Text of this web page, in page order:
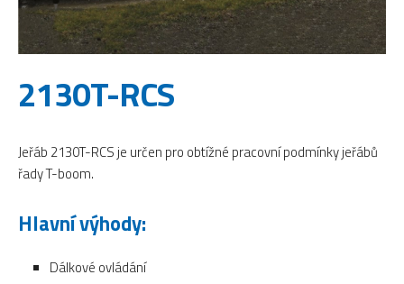
2130T-RCS
Jeřáb 2130T-RCS je určen pro obtížné pracovní podmínky jeřábů
řady T-boom.
Hlavní výhody:
Dálkové ovládání